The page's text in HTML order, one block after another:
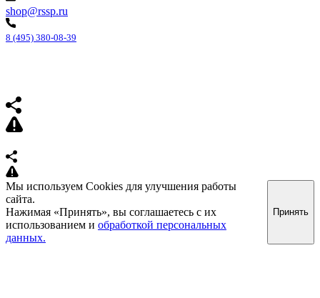
shop@rssp.ru
8 (495) 380-08-39
Мы используем Cookies для улучшения работы
сайта.
Нажимая «Принять», вы соглашаетесь с их
использованием и обработкой персональных
данных.
Принять